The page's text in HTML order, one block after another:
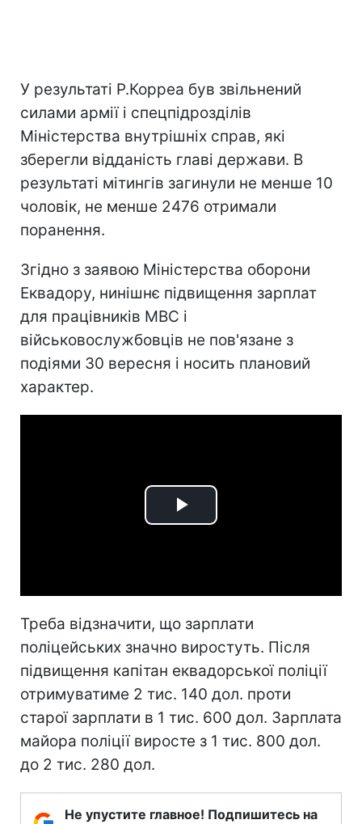
У результаті Р.Корреа був звільнений
силами армії і спецпідрозділів
Міністерства внутрішніх справ, які
зберегли відданість главі держави. В
результаті мітингів загинули не менше 10
чоловік, не менше 2476 отримали
поранення.
Згідно з заявою Міністерства оборони
Еквадору, нинішнє підвищення зарплат
для працівників МВС і
військовослужбовців не пов'язане з
подіями 30 вересня і носить плановий
характер.
Play
Треба відзначити, що зарплати
поліцейських значно виростуть. Після
підвищення капітан еквадорської поліції
отримуватиме 2 тис. 140 дол. проти
старої зарплати в 1 тис. 600 дол. Зарплата
майора поліції виросте з 1 тис. 800 дол.
до 2 тис. 280 дол.
Не упустите главное! Подпишитесь на